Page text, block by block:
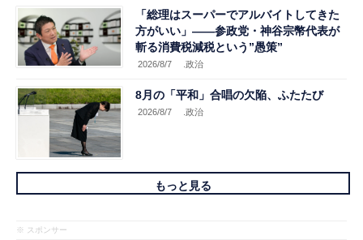
「総理はスーパーでアルバイトしてきた
方がいい」――参政党・神谷宗幣代表が
斬る消費税減税という”愚策”
2026/8/7 .政治
8月の「平和」合唱の欠陥、ふたたび
2026/8/7 .政治
もっと見る
※ スポンサー